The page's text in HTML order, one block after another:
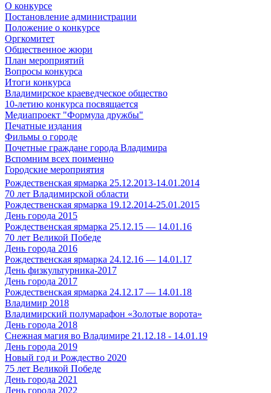
О конкурсе
Постановление администрации
Положение о конкурсе
Оргкомитет
Общественное жюри
План мероприятий
Вопросы конкурса
Итоги конкурса
Владимирское краеведческое общество
10-летию конкурса посвящается
Медиапроект "Формула дружбы"
Печатные издания
Фильмы о городе
Почетные граждане города Владимира
Вспомним всех поименно
Городские мероприятия
Рождественская ярмарка 25.12.2013-14.01.2014
70 лет Владимирской области
Рождественская ярмарка 19.12.2014-25.01.2015
День города 2015
Рождественская ярмарка 25.12.15 — 14.01.16
70 лет Великой Победе
День города 2016
Рождественская ярмарка 24.12.16 — 14.01.17
День физкультурника-2017
День города 2017
Рождественская ярмарка 24.12.17 — 14.01.18
Владимир 2018
Владимирский полумарафон «Золотые ворота»
День города 2018
Снежная магия во Владимире 21.12.18 - 14.01.19
День города 2019
Новый год и Рождество 2020
75 лет Великой Победе
День города 2021
День города 2022